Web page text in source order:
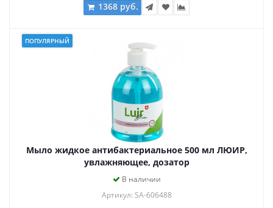
1368 руб.
ПОПУЛЯРНЫЙ
Мыло жидкое антибактериальное 500 мл ЛЮИР,
увлажняющее, дозатор
В наличии
Артикул: SA-606488